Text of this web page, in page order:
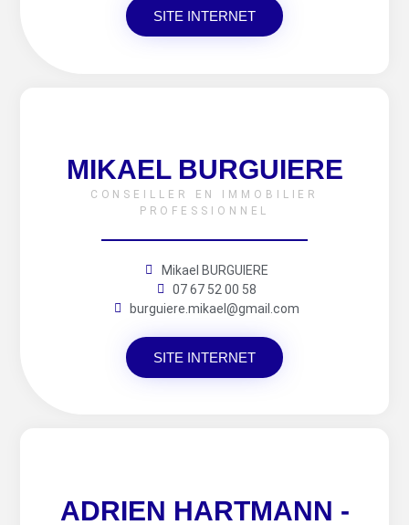
SITE INTERNET
MIKAEL BURGUIERE
CONSEILLER EN IMMOBILIER
PROFESSIONNEL
Mikael BURGUIERE
07 67 52 00 58
burguiere.mikael@gmail.com
SITE INTERNET
ADRIEN HARTMANN -